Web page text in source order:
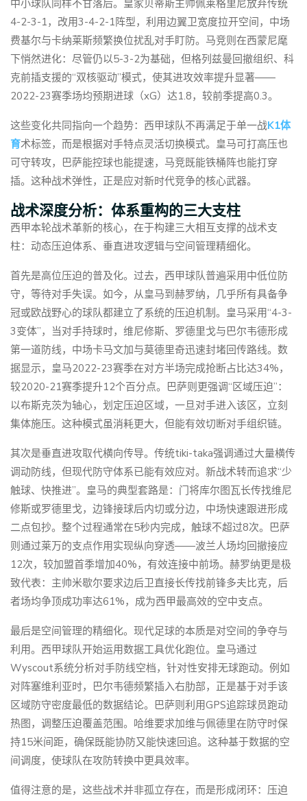
中小球队同样不甘落后。皇家贝蒂斯主帅佩莱格里尼放弃传统
4-2-3-1，改用3-4-2-1阵型，利用边翼卫宽度拉开空间，中场
费基尔与卡纳莱斯频繁换位扰乱对手盯防。马竞则在西蒙尼麾
下悄然进化：尽管仍以5-3-2为基础，但格列兹曼回撤组织、科
克前插支援的“双核驱动”模式，使其进攻效率提升显著——
2022-23赛季场均预期进球（xG）达1.8，较前季提高0.3。
这些变化共同指向一个趋势：西甲球队不再满足于单一战K1体
育术标签，而是根据对手特点灵活切换模式。皇马可打高压也
可守转攻，巴萨能控球也能提速，马竞既能铁桶阵也能打穿
插。这种战术弹性，正是应对新时代竞争的核心武器。
战术深度分析：体系重构的三大支柱
西甲本轮战术革新的核心，在于构建三大相互支撑的战术支
柱：动态压迫体系、垂直进攻逻辑与空间管理精细化。
首先是高位压迫的普及化。过去，西甲球队普遍采用中低位防
守，等待对手失误。如今，从皇马到赫罗纳，几乎所有具备争
冠或欧战野心的球队都建立了系统的压迫机制。皇马采用“4-3-
3变体”，当对手持球时，维尼修斯、罗德里戈与巴尔韦德形成
第一道防线，中场卡马文加与莫德里奇迅速封堵回传路线。数
据显示，皇马2022-23赛季在对方半场完成抢断占比达34%，
较2020-21赛季提升12个百分点。巴萨则更强调“区域压迫”：
以布斯克茨为轴心，划定压迫区域，一旦对手进入该区，立刻
集体施压。这种模式虽消耗更大，但能有效切断对手组织链。
其次是垂直进攻取代横向传导。传统tiki-taka强调通过大量横传
调动防线，但现代防守体系已能有效应对。新战术转而追求“少
触球、快推进”。皇马的典型套路是：门将库尔图瓦长传找维尼
修斯或罗德里戈，边锋接球后内切或分边，中场快速跟进形成
二点包抄。整个过程通常在5秒内完成，触球不超过8次。巴萨
则通过莱万的支点作用实现纵向穿透——波兰人场均回撤接应
12次，较加盟首季增加40%，有效连接中前场。赫罗纳更是极
致代表：主帅米歇尔要求边后卫直接长传找前锋多夫比克，后
者场均争顶成功率达61%，成为西甲最高效的空中支点。
最后是空间管理的精细化。现代足球的本质是对空间的争夺与
利用。西甲球队开始运用数据工具优化跑位。皇马通过
Wyscout系统分析对手防线空档，针对性安排无球跑动。例如
对阵塞维利亚时，巴尔韦德频繁插入右肋部，正是基于对手该
区域防守密度最低的数据结论。巴萨则利用GPS追踪球员跑动
热图，调整压迫覆盖范围。哈维要求加维与佩德里在防守时保
持15米间距，确保既能协防又能快速回追。这种基于数据的空
间调度，使球队在攻防转换中更具效率。
值得注意的是，这些战术并非孤立存在，而是形成闭环：压迫